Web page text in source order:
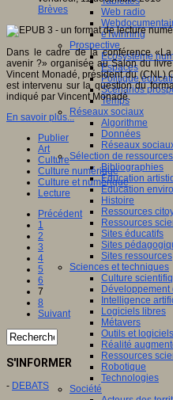
Web radio
eTwinning
Prospective
Ecosystème
Espaces
Politique
Scénarios
Temps
Réseaux sociaux
Algorithme
Données
Réseaux
Sélection de ressources
Bibliographies
Education
Education
Histoire
Ressources
Ressources
Sites éducatifs
Sites
Sites ressources
Sciences et techniques
Culture
Développement
Intelligence
Logiciels libres
Métavers
Outils et logiciels
Réalité
Ressources
Robotique
Technologies
Société
Brèves
Dans le cadre de la conférence
avenir ?» organisée au Salon du
Vincent Monadé, président du (CNL)
est intervenu sur la question du
indiqué par Vincent Monadé.
En savoir plus...
Publier
Art
Culture
Culture numérique
Culture et numérique
Lecture
Précédent
1
2
3
4
5
6
7
8
Suivant
S'INFORMER
- DEBATS